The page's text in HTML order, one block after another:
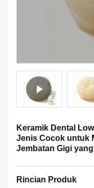
Keramik Dental
Jenis Cocok untuk
Jembatan Gigi
Rincian Produk